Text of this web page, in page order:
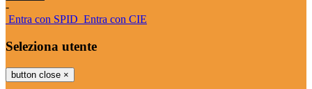
-
Entra con SPID Entra con CIE
Seleziona utente
button close ×